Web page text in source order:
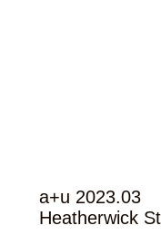
a+u 2023.03
Heatherwick